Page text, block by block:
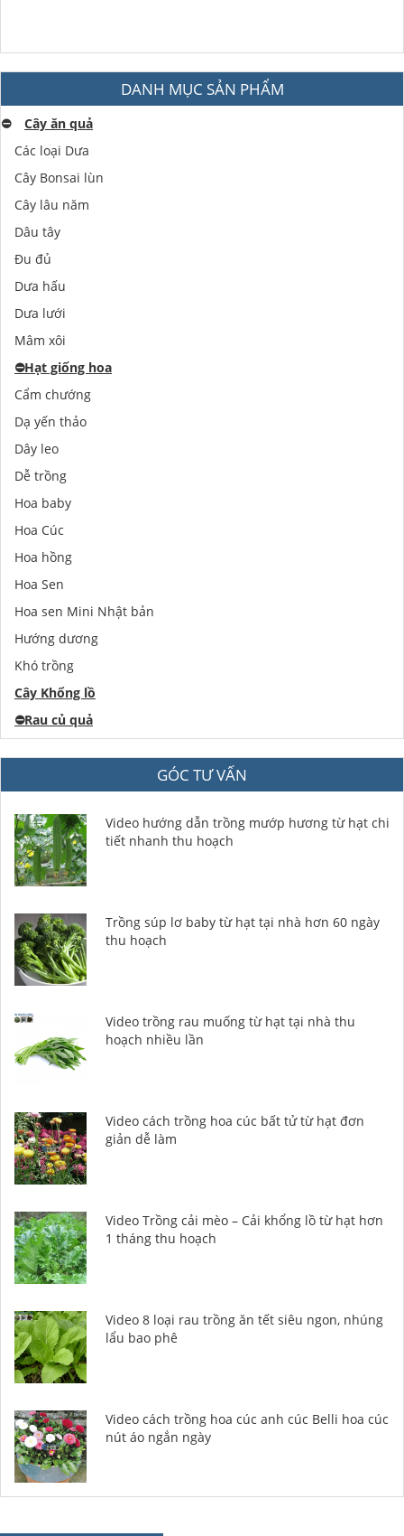
DANH MỤC SẢN PHẨM
⛔️
Cây ăn quả
Các loại Dưa
Cây Bonsai lùn
Cây lâu năm
Dâu tây
Đu đủ
Dưa hấu
Dưa lưới
Mâm xôi
⛔️Hạt giống hoa
Cẩm chướng
Dạ yến thảo
Dây leo
Dễ trồng
Hoa baby
Hoa Cúc
Hoa hồng
Hoa Sen
Hoa sen Mini Nhật bản
Hướng dương
Khó trồng
Cây Khổng lồ
⛔️Rau củ quả
GÓC TƯ VẤN
Video hướng dẫn trồng mướp hương từ hạt chi
tiết nhanh thu hoạch
Trồng súp lơ baby từ hạt tại nhà hơn 60 ngày
thu hoạch
Video trồng rau muống từ hạt tại nhà thu
hoạch nhiều lần
Video cách trồng hoa cúc bất tử từ hạt đơn
giản dễ làm
Video Trồng cải mèo – Cải khổng lồ từ hạt hơn
1 tháng thu hoạch
Video 8 loại rau trồng ăn tết siêu ngon, nhúng
lẩu bao phê
Video cách trồng hoa cúc anh cúc Belli hoa cúc
nút áo ngắn ngày